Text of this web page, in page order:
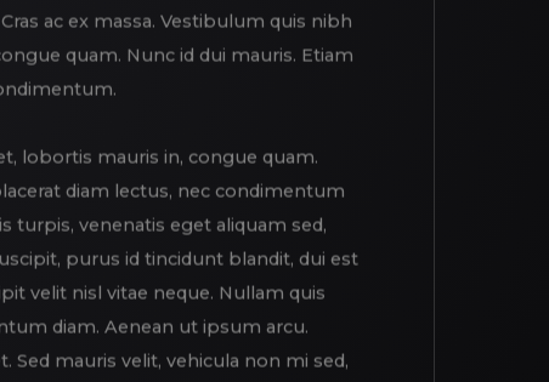
ac ex massa. Vestibulum quis nibh
quam. Nunc id dui mauris. Etiam
lobortis mauris in, congue quam.
diam lectus, nec condimentum
turpis, venenatis eget aliquam sed,
purus id tincidunt blandit, dui est
velit nisl vitae neque. Nullam quis
diam. Aenean ut ipsum arcu.
Sed mauris velit, vehicula non mi sed,